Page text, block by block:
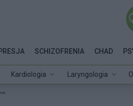
Kardiologia Laryngologia
SCHIZOFRENIA CHAD